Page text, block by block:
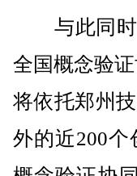
与此同时
全国概念验
将依托郑州
外的近200